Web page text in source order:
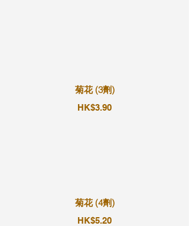
菊花 (3劑)
HK$3.90
菊花 (4劑)
HK$5.20